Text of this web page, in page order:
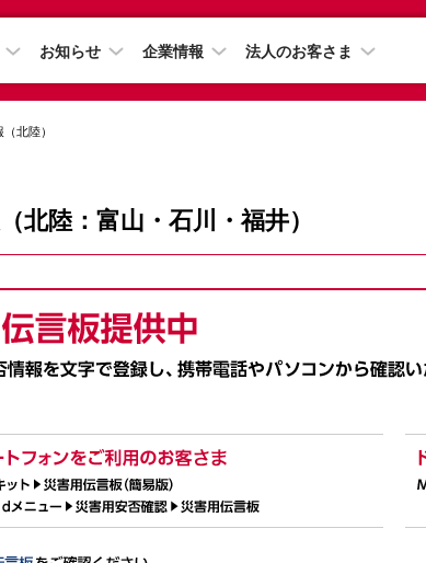
お知らせ 企業情報 法人のお客さま
北陸）
北陸：富山・石川・福井）